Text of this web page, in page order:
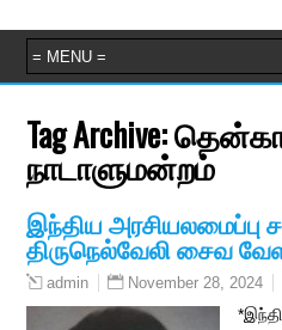
Tag Archive:
நாடாளுமன்றம்
இந்திய அரசியலமைப்பு
திருநெல்வேலி சைவ
admin November 28, 2024